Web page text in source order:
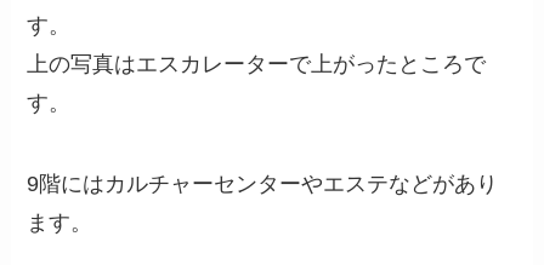
す。
上の写真はエスカレーターで上がったところで
す。
9階にはカルチャーセンターやエステなどがあり
ます。